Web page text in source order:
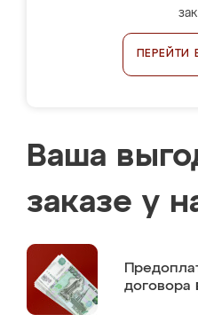
ПЕРЕЙТИ
Ваша
заказе у
договора